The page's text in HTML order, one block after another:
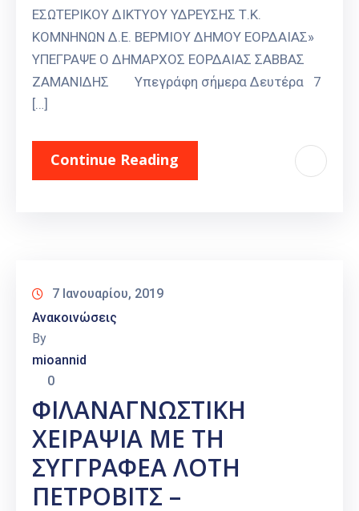
ΕΣΩΤΕΡΙΚΟΥ ΔΙΚΤΥΟΥ ΥΔΡΕΥΣΗΣ Τ.Κ.
ΚΟΜΝΗΝΩΝ Δ.Ε. ΒΕΡΜΙΟΥ ΔΗΜΟΥ ΕΟΡΔΑΙΑΣ»
ΥΠΕΓΡΑΨΕ Ο ΔΗΜΑΡΧΟΣ ΕΟΡΔΑΙΑΣ ΣΑΒΒΑΣ
ΖΑΜΑΝΙΔΗΣ Υπεγράφη σήμερα Δευτέρα 7
[…]
Continue Reading
7 Ιανουαρίου, 2019
Ανακοινώσεις
By
mioannid
0
ΦΙΛΑΝΑΓΝΩΣΤΙΚΗ
ΧΕΙΡΑΨΙΑ ΜΕ ΤΗ
ΣΥΓΓΡΑΦΕΑ ΛΟΤΗ
ΠΕΤΡΟΒΙΤΣ –